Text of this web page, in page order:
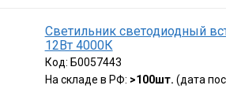
Светильник светодиодный
12Вт 4000К
Код: Б0057443
На складе в РФ: >100шт. (дата